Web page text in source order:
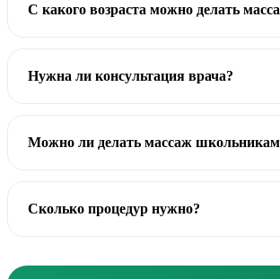
С какого возраста можно делать
Нужна ли консультация врача?
Можно ли делать массаж
Сколько процедур нужно?